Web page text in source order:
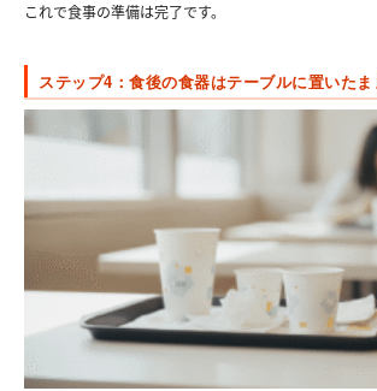
これで食事の準備は完了です。
ステップ4：食後の食器はテーブルに置いた